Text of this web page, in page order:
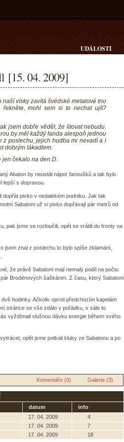
UDÁLOSTI
[15. 04. 2009]
vísky zavítá švédské metalové trio
řekněte, mohl sem si to nechat ujít?
jsem dobře věděl, že litovat nebudu.
by měl každý fanda alespoň jednou
z poslechu, jejich hudba mi nevadí a i
dobrým lákadlem.
jen čekalo na den D.
Abaton by neustál nápor fanoušků a tak bylo
lepší s dopravou.
pivko v nedalekém podniku. Jak tak
Sabatoni už si pivko dopřávají pár metrů od
pak jsme se rozloučili, opět se vrátili do fronty na
jsem znal z poslechu to bylo spíše zklamání,
že právě Sabatoni mají nemalý podíl na počtu
Brodénových šaškáren. Z času, který Sabatoni
hodinky. Ačkoliv oproti předchozím kapelám
stránce se vše zdálo v pořádku, v sále to
vyždímali slušnou dávku energie během svého
opět jsme potkali kluky ze Sabatonu a po
Komentáře (0) Galerie (3)
datum
info
17. 04. 2009
4
17. 04. 2009
7
17. 04. 2009 18